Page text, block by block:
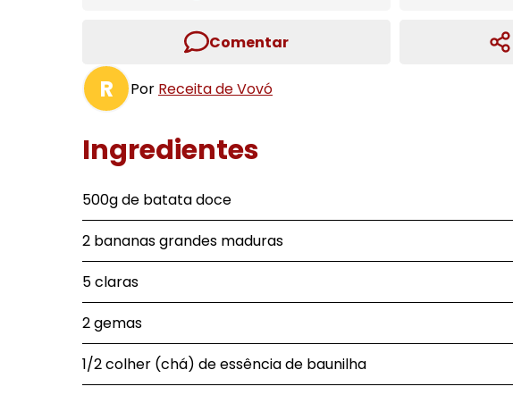
Comentar
R Por Receita de Vovó
Ingredientes
500g de batata doce
2 bananas grandes maduras
5 claras
2 gemas
1/2 colher (chá) de essência de baunilha